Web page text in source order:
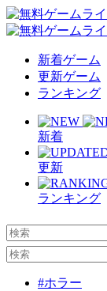
新着ゲーム
更新ゲーム
ランキング
新着
更新
ランキング
#ホラー